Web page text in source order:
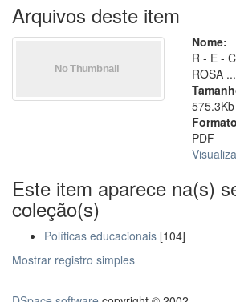
Arquivos deste item
Nome:
R - E -
ROSA ...
575.3Kb
PDF
Este item aparece na(s)
coleção(s)
Políticas educacionais [104]
Mostrar registro simples